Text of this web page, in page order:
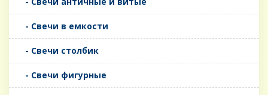
- Свечи в емкости
- Свечи столбик
- Свечи фигурные